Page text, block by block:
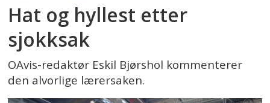
Hat og hyllest etter
sjokksak
OAvis-redaktør Eskil Bjørshol kommenterer
den alvorlige lærersaken.